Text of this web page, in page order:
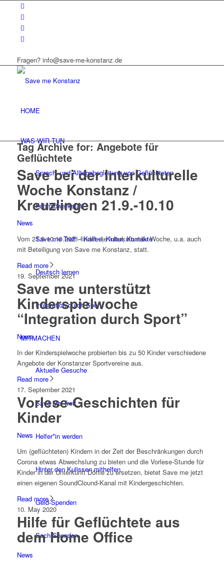
Fragen? info@save-me-konstanz.de
HOME
WAS WIR TUN
Sprach- und Alltagsbegleitung von Geflüchteten
Fahrradwerkstatt
Save me Treff – Kaffee, Kultur, Kontakte
Deutsch lernen
Integration durch Sport
MITMACHEN
Aktuelle Gesuche
Save Me Treff
Helfer*in werden
Hinter den Kulissen mithelfen
Geld-Spenden
Sach-Spenden
Tag Archive for: Angebote für
Geflüchtete
Save bei der Interkulturelle
Woche Konstanz /
Kreuzlingen 21.9.-10.10
News
Vom 21.9-10.10.2021 findet die Interkulturelle Woche, u.a. auch
mit Beteiligung von Save me Konstanz, statt.
Read more
19. September 2021
Save me unterstützt
Kinderspielwoche
“Integration durch Sport”
News
In der Kinderspielwoche probierten bis zu 50 Kinder verschiedene
Angebote der Konstanzer Sportvereine aus.
Read more
17. September 2021
Vorlese-Geschichten für
Kinder
News
Um (geflüchteten) Kindern in der Zeit der Beschränkungen durch
Corona etwas Abwechslung zu bieten und die Vorlese-Stunde für
Kinder in der Unterkunft Dörfle zu ersetzen, bietet Save me jetzt
einen eigenen SoundClound-Kanal mit Kindergeschichten.
Read more
10. May 2020
Hilfe für Geflüchtete aus
dem Home Office
News